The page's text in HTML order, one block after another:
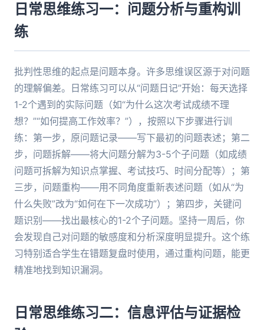
日常思维练习一：问题分析与重构训
练
批判性思维的起点是问题本身。许多思维误区源于对问题
的理解偏差。日常练习可以从“问题日记”开始：每天选择
1-2个遇到的实际问题（如“为什么这次考试成绩不理
想？”“如何提高工作效率？”），按照以下步骤进行训
练：第一步，原问题记录——写下最初的问题表述；第二
步，问题拆解——将大问题分解为3-5个子问题（如成绩
问题可拆解为知识点掌握、考试技巧、时间分配等）；第
三步，问题重构——用不同角度重新表述问题（如从“为
什么失败”改为“如何在下一次成功”）；第四步，关键问
题识别——找出最核心的1-2个子问题。坚持一周后，你
会发现自己对问题的敏感度和分析深度明显提升。这个练
习特别适合学生在错题复盘时使用，通过重构问题，能更
精准地找到知识漏洞。
日常思维练习二：信息评估与证据检